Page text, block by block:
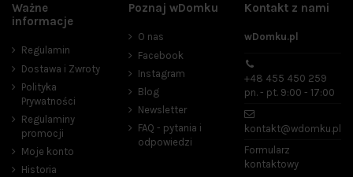
Producenci
Cena
zł
Promocje
Ważne
informacje
Regulamin
Dostawa i Zwroty
Polityka
Prywatności
Regulaminy
promocji
Moje konto
Historia
Poznaj wDomku
O nas
Facebook
Instagram
Blog
Newsletter
FAQ - pytania i
odpowiedzi
Kontakt z nami
wDomku.pl
+48 455 450 259
pn. - pt. 9:00 - 17:00
kontakt@wdomku.pl
Formularz
kontaktowy